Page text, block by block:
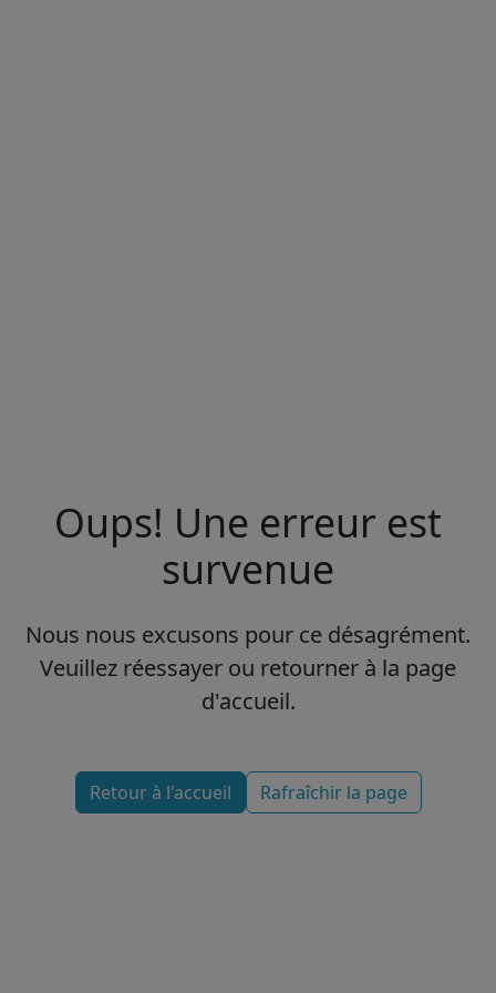
Oups! Une erreur est
survenue
Nous nous excusons pour ce désagrément.
Veuillez réessayer ou retourner à la page
d'accueil.
Retour à l'accueil Rafraîchir la page